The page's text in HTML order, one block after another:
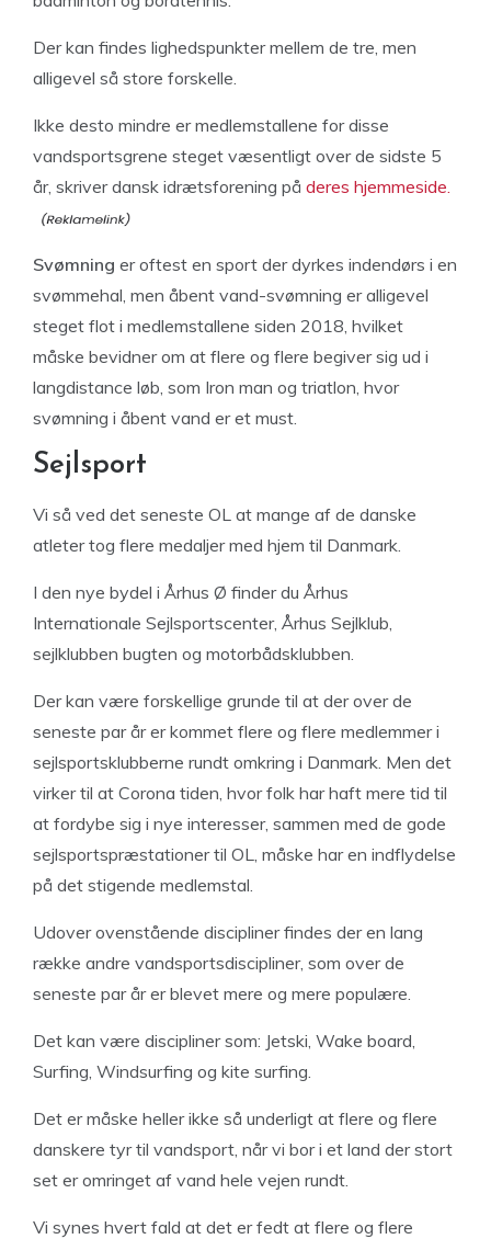
Der kan findes lighedspunkter mellem de tre, men
alligevel så store forskelle.
Ikke desto mindre er medlemstallene for disse
vandsportsgrene steget væsentligt over de sidste 5
år, skriver dansk idrætsforening på deres hjemmeside.
Svømning er oftest en sport der dyrkes indendørs i en
svømmehal, men åbent vand-svømning er alligevel
steget flot i medlemstallene siden 2018, hvilket
måske bevidner om at flere og flere begiver sig ud i
langdistance løb, som Iron man og triatlon, hvor
svømning i åbent vand er et must.
Sejlsport
Vi så ved det seneste OL at mange af de danske
atleter tog flere medaljer med hjem til Danmark.
I den nye bydel i Århus Ø finder du Århus
Internationale Sejlsportscenter, Århus Sejlklub,
sejlklubben bugten og motorbådsklubben.
Der kan være forskellige grunde til at der over de
seneste par år er kommet flere og flere medlemmer i
sejlsportsklubberne rundt omkring i Danmark. Men det
virker til at Corona tiden, hvor folk har haft mere tid til
at fordybe sig i nye interesser, sammen med de gode
sejlsportspræstationer til OL, måske har en indflydelse
på det stigende medlemstal.
Udover ovenstående discipliner findes der en lang
række andre vandsportsdiscipliner, som over de
seneste par år er blevet mere og mere populære.
Det kan være discipliner som: Jetski, Wake board,
Surfing, Windsurfing og kite surfing.
Det er måske heller ikke så underligt at flere og flere
danskere tyr til vandsport, når vi bor i et land der stort
set er omringet af vand hele vejen rundt.
Vi synes hvert fald at det er fedt at flere og flere